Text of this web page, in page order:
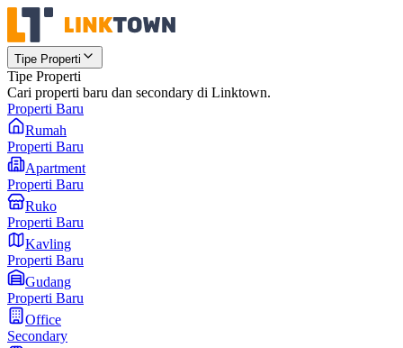
Tipe Properti
Tipe Properti
Cari properti baru dan secondary di Linktown.
Properti Baru
Rumah
Properti Baru
Apartment
Properti Baru
Ruko
Properti Baru
Kavling
Properti Baru
Gudang
Properti Baru
Office
Secondary